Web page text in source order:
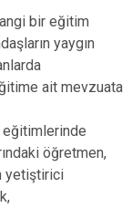
bir eğitim
yaygın
ait mevzuata
eğitimlerinde
öğretmen,
yetiştirici